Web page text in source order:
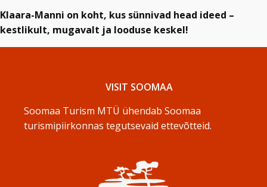
Klaara-Manni on koht, kus sünnivad head ideed –
kestlikult, mugavalt ja looduse keskel!
VISIT SOOMAA
Soomaa Turism MTÜ ühendab Soomaa
turismipiirkonnas tegutsevaid ettevõtteid.